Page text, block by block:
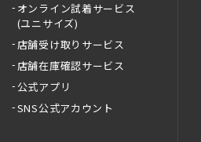
オンライン試着サービス
(ユニサイズ)
店舗受け取りサービス
店舗在庫確認サービス
公式アプリ
SNS公式アカウント